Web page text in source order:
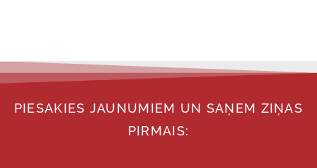
PIESAKIES JAUNUMIEM UN SAŅEM ZIŅAS
PIRMAIS: